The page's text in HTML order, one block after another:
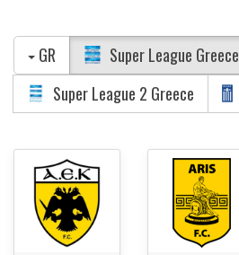
GR
Super League Greece
Super League 2 Greece